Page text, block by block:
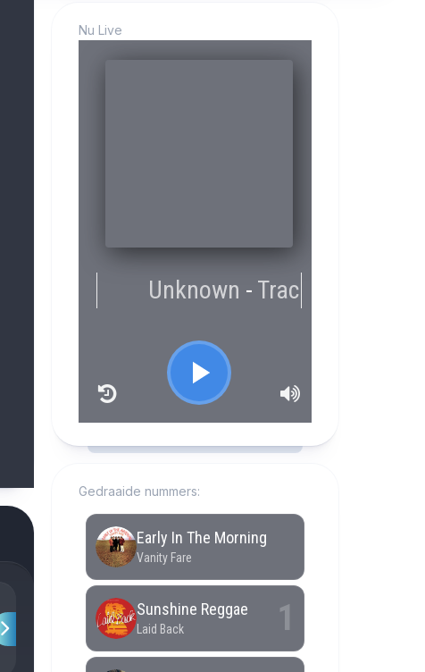
Nu Live
Gedraaide nummers: